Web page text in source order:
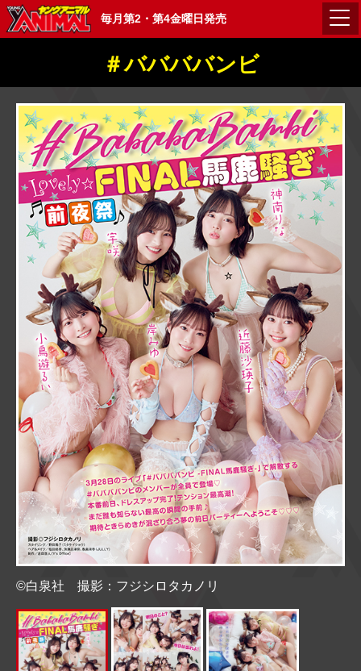
毎月第2・第4金曜日発売
＃ババババンビ
©白泉社 撮影：フジシロタカノリ